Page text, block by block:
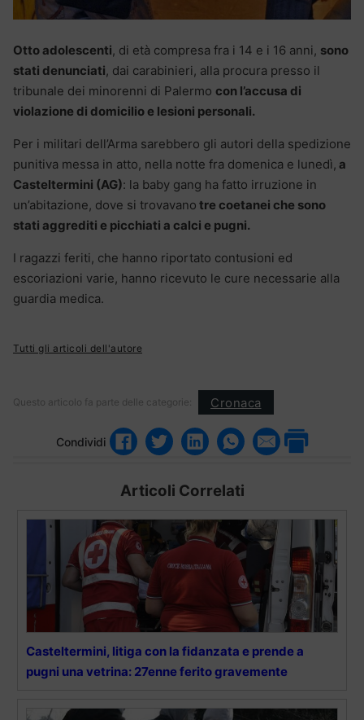
Otto adolescenti, di età compresa fra i 14 e i 16 anni, sono
stati denunciati, dai carabinieri, alla procura presso il
tribunale dei minorenni di Palermo con l’accusa di
violazione di domicilio e lesioni personali.
Per i militari dell’Arma sarebbero gli autori della spedizione
punitiva messa in atto, nella notte fra domenica e lunedì, a
Casteltermini (AG): la baby gang ha fatto irruzione in
un’abitazione, dove si trovavano tre coetanei che sono
stati aggrediti e picchiati a calci e pugni.
I ragazzi feriti, che hanno riportato contusioni ed
escoriazioni varie, hanno ricevuto le cure necessarie alla
guardia medica.
Tutti gli articoli dell'autore
Questo articolo fa parte delle categorie: Cronaca
Condividi
Articoli Correlati
Casteltermini, litiga con la fidanzata e prende a
pugni una vetrina: 27enne ferito gravemente